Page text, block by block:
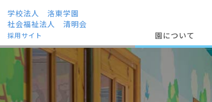
学校法人 洛東学園
社会福祉法人 清明会
採用サイト 園について